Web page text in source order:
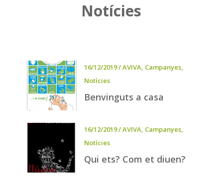
Notícies
16/12/2019/AVIVA, Campanyes,
Notícies
Benvinguts a casa
16/12/2019/AVIVA, Campanyes,
Notícies
Qui ets? Com et diuen?